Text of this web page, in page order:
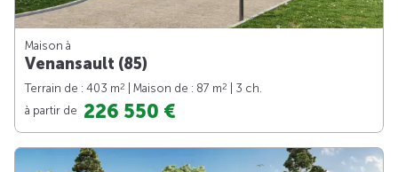
Maison à
Venansault (85)
Terrain de : 403 m2 | Maison de : 87 m2
| 3 ch.
à partir de 226 550 €